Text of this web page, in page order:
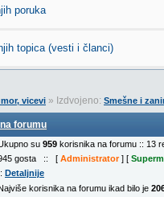
poruka
topica (vesti i članci)
vicevi » Izdvojeno: Smešne i
forumu
su 959 korisnika na forumu :: 13
gosta :: [ Administrator] [
Detaljnije
korisnika na forumu ikad bilo je